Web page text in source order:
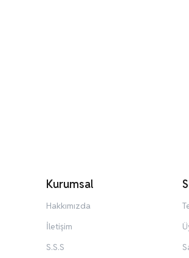
Kurumsal
Hakkımızda
İletişim
S.S.S